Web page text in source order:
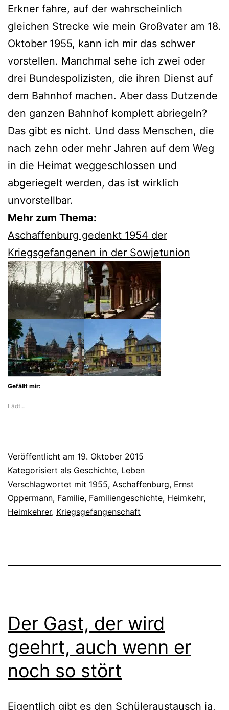
Erkner fahre, auf der wahrscheinlich
gleichen Strecke wie mein Großvater am 18.
Oktober 1955, kann ich mir das schwer
vorstellen. Manchmal sehe ich zwei oder
drei Bundespolizisten, die ihren Dienst auf
dem Bahnhof machen. Aber dass Dutzende
den ganzen Bahnhof komplett abriegeln?
Das gibt es nicht. Und dass Menschen, die
nach zehn oder mehr Jahren auf dem Weg
in die Heimat weggeschlossen und
abgeriegelt werden, das ist wirklich
unvorstellbar.
Mehr zum Thema:
Aschaffenburg gedenkt 1954 der
Kriegsgefangenen in der Sowjetunion
Gefällt mir:
Lädt…
Veröffentlicht am 19. Oktober 2015
Kategorisiert als Geschichte, Leben
Verschlagwortet mit 1955, Aschaffenburg, Ernst
Oppermann, Familie, Familiengeschichte, Heimkehr,
Heimkehrer, Kriegsgefangenschaft
Der Gast, der wird
geehrt, auch wenn er
noch so stört
Eigentlich gibt es den Schüleraustausch ja,